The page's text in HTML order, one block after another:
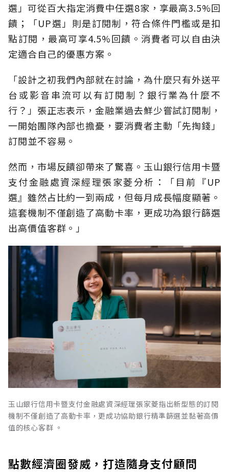
選」可從百大指定消費中任選8家，享最高3.5%回
饋；「UP選」則是訂閱制，符合條件門檻或是扣
點訂閱，最高可享4.5%回饋。消費者可以自由決
定適合自己的優惠方案。
「設計之初我們內部就在討論，為什麼只有外送平
台或影音串流可以有訂閱制？銀行業為什麼不
行？」張正志表示，金融業過去鮮少嘗試訂閱制，
一開始團隊內部也擔憂，要消費者主動「先掏錢」
訂閱並不容易。
然而，市場反饋卻帶來了驚喜。玉山銀行信用卡暨
支付金融處資深經理張家菱分析：「目前『UP
選』雖然占比約一到兩成，但每月成長幅度顯著。
這套機制不僅創造了高動卡率，更成功為銀行篩選
出高價值客群。」
玉山銀行信用卡暨支付金融處資深經理張家菱指出新型態的訂閱
機制不僅創造了高動卡率，更成功協助銀行精準篩選並黏著高價
值的核心客群 。
點數經濟圈發威，打造隨身支付顧問